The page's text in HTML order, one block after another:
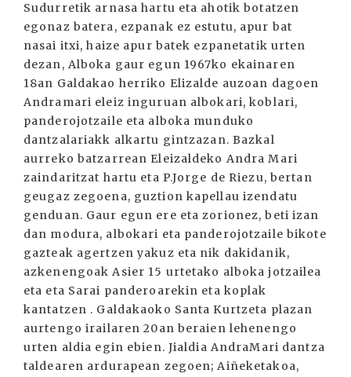
Sudurretik arnasa hartu eta ahotik botatzen
egonaz batera, ezpanak ez estutu, apur bat
nasai itxi, haize apur batek ezpanetatik urten
dezan, Alboka gaur egun 1967ko ekainaren
18an Galdakao herriko Elizalde auzoan dagoen
Andramari eleiz inguruan albokari, koblari,
panderojotzaile eta alboka munduko
dantzalariakk alkartu gintzazan. Bazkal
aurreko batzarrean Eleizaldeko Andra Mari
zaindaritzat hartu eta P.Jorge de Riezu, bertan
geugaz zegoena, guztion kapellau izendatu
genduan. Gaur egun ere eta zorionez, beti izan
dan modura, albokari eta panderojotzaile bikote
gazteak agertzen yakuz eta nik dakidanik,
azkenengoak Asier 15 urtetako alboka jotzailea
eta eta Sarai panderoarekin eta koplak
kantatzen . Galdakaoko Santa Kurtzeta plazan
aurtengo irailaren 20an beraien lehenengo
urten aldia egin ebien. Jialdia AndraMari dantza
taldearen ardurapean zegoen; Aiñeketakoa,